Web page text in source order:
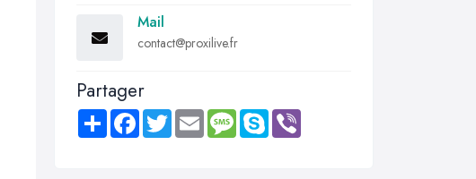
Mail
contact@proxilive.fr
Partager
Share FacebookTwitter Email MessageSkype